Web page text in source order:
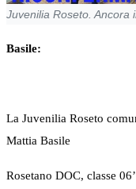
Juvenilia Roseto. Ancora
Basile:
La Juvenilia Roseto
Mattia Basile
Rosetano DOC, classe